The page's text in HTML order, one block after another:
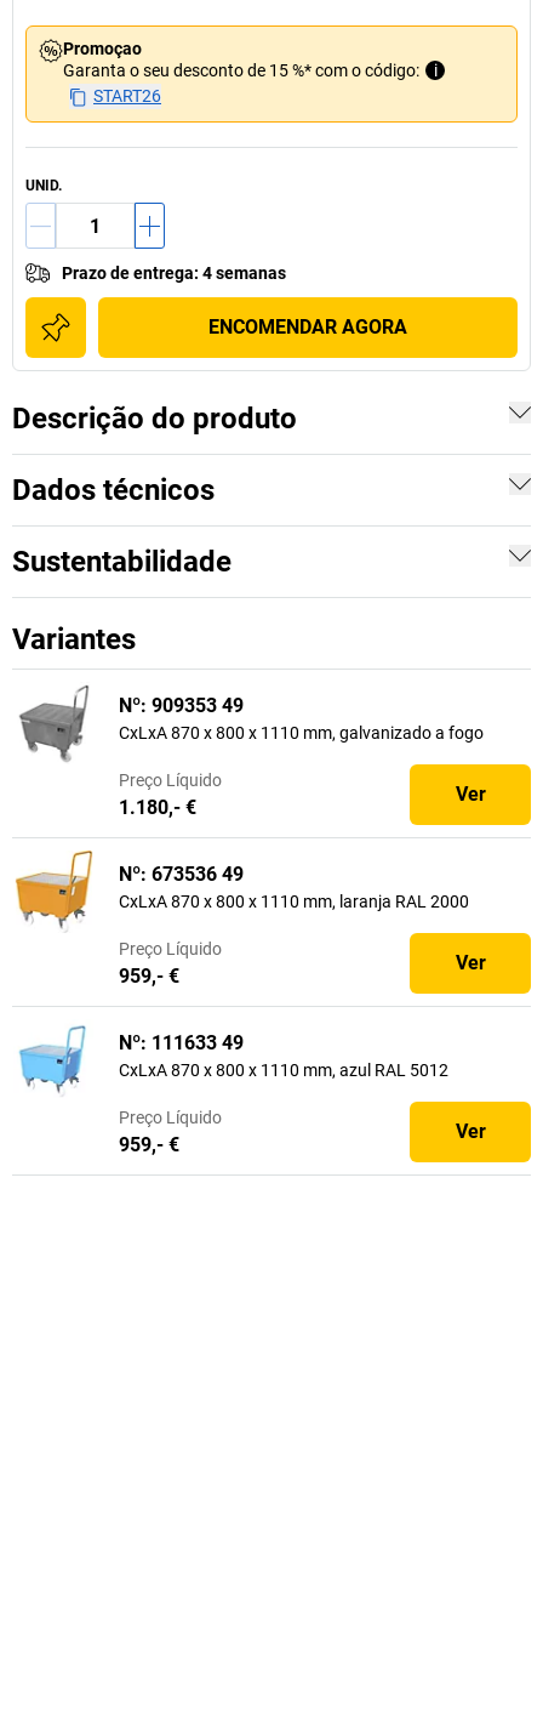
Promoçao
Garanta o seu desconto de 15 %* com o código:
i
START26
UNID.
Prazo de entrega: 4 semanas
ENCOMENDAR AGORA
Descrição do produto
Dados técnicos
Sustentabilidade
Variantes
Nº: 909353 49
CxLxA 870 x 800 x 1110 mm, galvanizado a fogo
Preço Líquido
1.180,- €
Ver
Nº: 673536 49
CxLxA 870 x 800 x 1110 mm, laranja RAL 2000
Preço Líquido
959,- €
Ver
Nº: 111633 49
CxLxA 870 x 800 x 1110 mm, azul RAL 5012
Preço Líquido
959,- €
Ver